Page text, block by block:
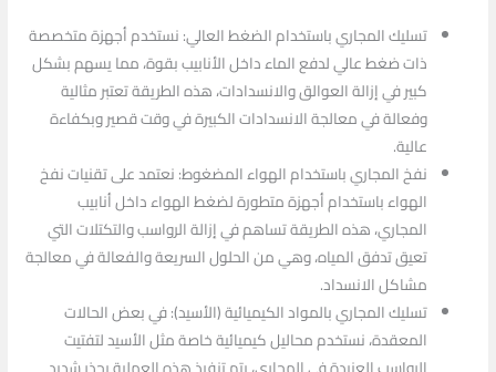
تسليك المجاري باستخدام الضغط العالي: نستخدم أجهزة متخصصة
ذات ضغط عالي لدفع الماء داخل الأنابيب بقوة، مما يسهم بشكل
كبير في إزالة العوالق والانسدادات، هذه الطريقة تعتبر مثالية
وفعالة في معالجة الانسدادات الكبيرة في وقت قصير وبكفاءة
عالية.
نفخ المجاري باستخدام الهواء المضغوط: نعتمد على تقنيات نفخ
الهواء باستخدام أجهزة متطورة لضغط الهواء داخل أنابيب
المجاري، هذه الطريقة تساهم في إزالة الرواسب والتكتلات التي
تعيق تدفق المياه، وهي من الحلول السريعة والفعالة في معالجة
مشاكل الانسداد.
تسليك المجاري بالمواد الكيميائية (الأسيد): في بعض الحالات
المعقدة، نستخدم محاليل كيميائية خاصة مثل الأسيد لتفتيت